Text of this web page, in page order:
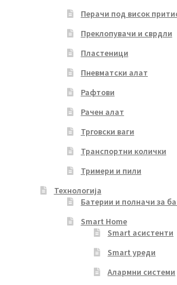
Перачи под висок
Преклопувачи и сврдли
Пластеници
Пневматски алат
Рафтови
Рачен алат
Трговски ваги
Транспортни колички
Тримери и пили
Технологија
Батерии и полначи за
Smart Home
Smart асистенти
Smart уреди
Алармни системи